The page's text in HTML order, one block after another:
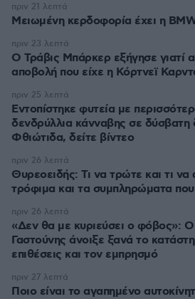
Μειωμένη κερδοφορία έχει η
πριν 21 λεπτά
O Τράβις Μπάρκερ εξήγησε γιατί
αποβολή που είχε η Κόρτνεϊ
πριν 23 λεπτά
Εντοπίστηκε φυτεία με
δενδρύλλια κάνναβης σε δύσβατη
Φθιώτιδα, δείτε βίντεο
πριν 25 λεπτά
Θυρεοειδής: Τι να τρώτε και τι
τρόφιμα και τα συμπληρώματα
πριν 26 λεπτά
«Δεν θα με κυριεύσει ο φόβος»: Ο
Γαστούνης άνοιξε ξανά το
επιθέσεις και τον εμπρησμό
πριν 26 λεπτά
Ποιο είναι το αγαπημένο
πριν 27 λεπτά